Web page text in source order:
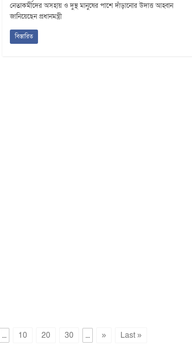
নেতাকর্মীদের অসহায় ও দুস্থ মানুষের পাশে দাঁড়ানোর উদাত্ত আহ্বান
জানিয়েছেন প্রধানমন্ত্রী
বিস্তারিত
... 10 20 30 ... » Last »